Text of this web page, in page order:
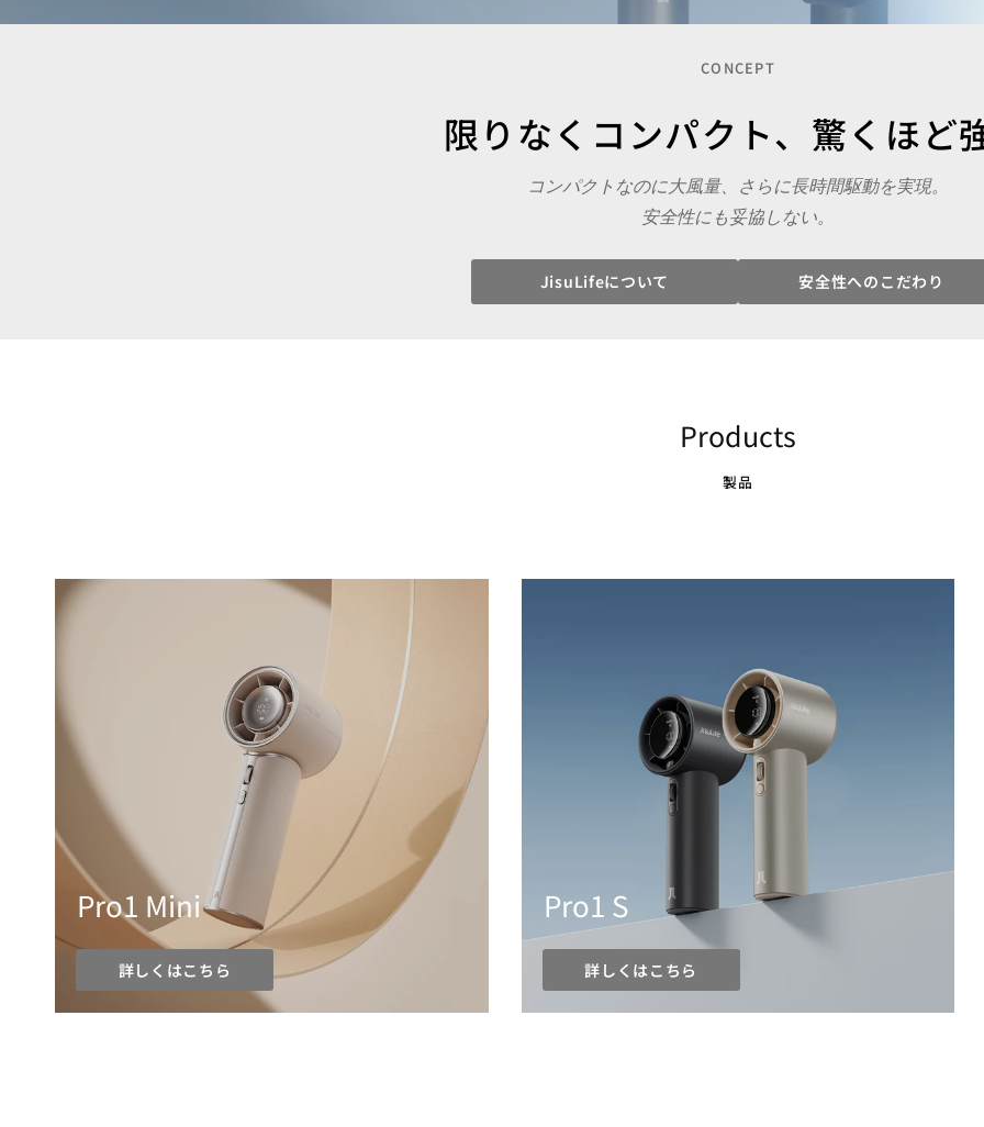
CONCEPT
限りなくコンパクト、 驚くほど
コンパクトなのに大風量、さらに長時間駆動を実現。
安全性にも妥協しない。
JisuLifeについて 安全性へのこだわり
Products
製品
Pro1 Mini
詳しくはこちら
Pro1 S
詳しくはこちら